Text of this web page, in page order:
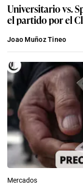
Universitario vs.
el partido por el
Joao Muñoz Tineo
Mercados